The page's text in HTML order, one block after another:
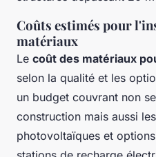
Coûts estimés pour
matériaux
Le coût des matériaux
selon la qualité et les
un budget couvrant non
construction mais aussi
photovoltaïques et